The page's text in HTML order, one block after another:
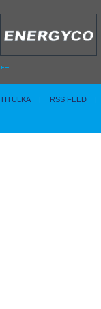
TITULKA | RSS FEED |